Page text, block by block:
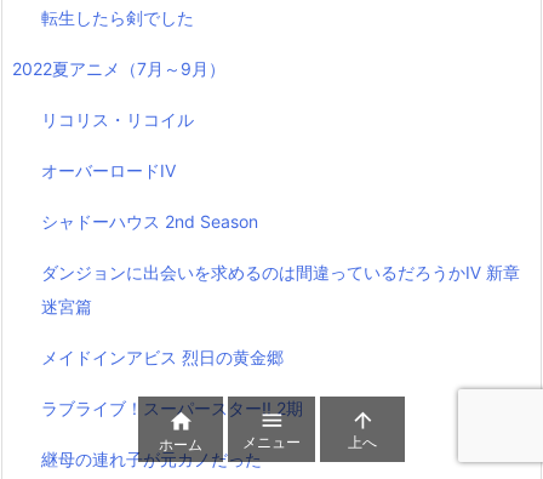
転生したら剣でした
2022夏アニメ（7月～9月）
リコリス・リコイル
オーバーロードIV
シャドーハウス 2nd Season
ダンジョンに出会いを求めるのは間違っているだろうかⅣ 新章
迷宮篇
メイドインアビス 烈日の黄金郷
ラブライブ！スーパースター!! 2期
継母の連れ子が元カノだった

ホーム

メニュー

上へ